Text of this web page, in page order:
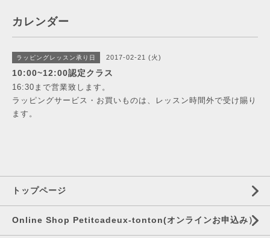
カレンダー
ラッピングレッスン承り日 2017-02-21 (火)
10:00~12:00認定クラス
16:30まで営業致します。
ラッピングサービス・お買いものは、レッスン時間外で受け賜り
ます。
トップページ
Online Shop Petitcadeux-tonton(オンラインお申込み）